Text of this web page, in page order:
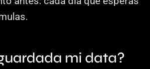
mi data?